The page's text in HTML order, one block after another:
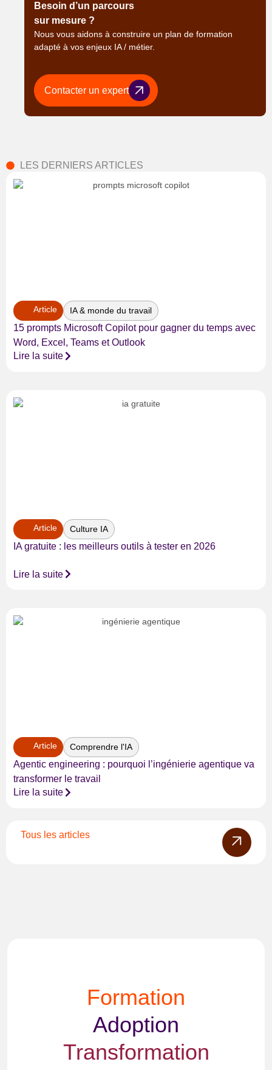
Besoin d’un parcours
sur mesure ?
Nous vous aidons à construire un plan de formation
adapté à vos enjeux IA / métier.
Contacter un expert
LES DERNIERS ARTICLES
Article IA & monde du travail
15 prompts Microsoft Copilot pour gagner du temps avec
Word, Excel, Teams et Outlook
Lire la suite
Article Culture IA
IA gratuite : les meilleurs outils à tester en 2026
Lire la suite
Article Comprendre l'IA
Agentic engineering : pourquoi l’ingénierie agentique va
transformer le travail
Lire la suite
Tous les articles
Formation
Adoption
Transformation